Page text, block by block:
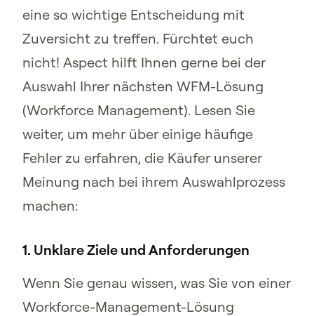
eine so wichtige Entscheidung mit
Zuversicht zu treffen. Fürchtet euch
nicht! Aspect hilft Ihnen gerne bei der
Auswahl Ihrer nächsten WFM-Lösung
(Workforce Management). Lesen Sie
weiter, um mehr über einige häufige
Fehler zu erfahren, die Käufer unserer
Meinung nach bei ihrem Auswahlprozess
machen:
1. Unklare Ziele und Anforderungen
Wenn Sie genau wissen, was Sie von einer
Workforce-Management-Lösung